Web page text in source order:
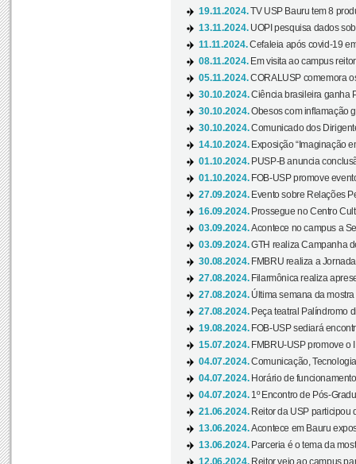
19.11.2024.TV USP Bauru tem 8
13.11.2024. UOPI pesquisa dados
11.11.2024.Cefaleia após covid-19
08.11.2024. Em visita ao campus
05.11.2024.CORALUSP comemora
30.10.2024.Ciência brasileira ganha
30.10.2024.Obesos com inflamação
30.10.2024.Comunicado dos
14.10.2024. Exposição “Imaginação
01.10.2024. PUSP-B anuncia
01.10.2024. FOB-USP promove
27.09.2024. Evento sobre Relações
16.09.2024. Prossegue no Centro
03.09.2024.Acontece no campus a
03.09.2024.GTH realiza Campanha
30.08.2024. FMBRU realiza a
27.08.2024. Filarmônica realiza
27.08.2024. Última semana da
27.08.2024. Peça teatral Palíndromo
19.08.2024. FOB-USP sediará
15.07.2024. FMBRU-USP promove o
04.07.2024.Comunicação,
04.07.2024. Horário de
04.07.2024. 1º Encontro de Pós-
21.06.2024. Reitor da USP participou
13.06.2024.Acontece em Bauru
13.06.2024. Parceria é o tema da
12.06.2024. Reitor veio ao campus